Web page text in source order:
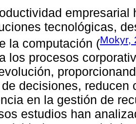
tecnológicas,
la computación (Mokyr,
los procesos
decisiones, reducen
en la gestión de
estudios han